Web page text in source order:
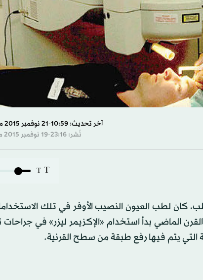
آخر تحديث: 10:59-21 نوفمبر 2015 م ـ 09 صفَر 1437 هـ
نُشر: 23:16-19 نوفمبر 2015 م ـ 07 صفَر 1437 هـ
T
T
كان لطب العيون النصيب الأوفر في تلك
الماضي بدأ استخدام «الإكزيمر ليزر» في
التي يتم فيها رفع طبقة من سطح القرنية.